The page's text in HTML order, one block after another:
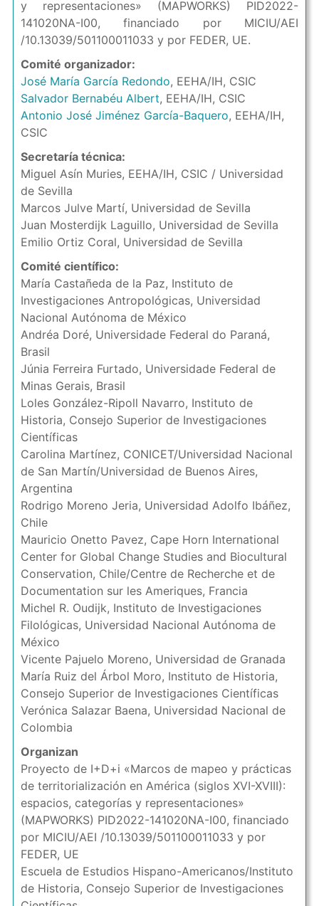
y representaciones» (MAPWORKS) PID2022-
141020NA-I00, financiado por MICIU/AEI
/10.13039/501100011033 y por FEDER, UE.
Comité organizador:
José María García Redondo, EEHA/IH, CSIC
Salvador Bernabéu Albert, EEHA/IH, CSIC
Antonio José Jiménez García-Baquero, EEHA/IH,
CSIC
Secretaría técnica:
Miguel Asín Muries, EEHA/IH, CSIC / Universidad
de Sevilla
Marcos Julve Martí, Universidad de Sevilla
Juan Mosterdijk Laguillo, Universidad de Sevilla
Emilio Ortiz Coral, Universidad de Sevilla
Comité científico:
María Castañeda de la Paz, Instituto de
Investigaciones Antropológicas, Universidad
Nacional Autónoma de México
Andréa Doré, Universidade Federal do Paraná,
Brasil
Júnia Ferreira Furtado, Universidade Federal de
Minas Gerais, Brasil
Loles González-Ripoll Navarro, Instituto de
Historia, Consejo Superior de Investigaciones
Científicas
Carolina Martínez, CONICET/Universidad Nacional
de San Martín/Universidad de Buenos Aires,
Argentina
Rodrigo Moreno Jeria, Universidad Adolfo Ibáñez,
Chile
Mauricio Onetto Pavez, Cape Horn International
Center for Global Change Studies and Biocultural
Conservation, Chile/Centre de Recherche et de
Documentation sur les Ameriques, Francia
Michel R. Oudijk, Instituto de Investigaciones
Filológicas, Universidad Nacional Autónoma de
México
Vicente Pajuelo Moreno, Universidad de Granada
María Ruiz del Árbol Moro, Instituto de Historia,
Consejo Superior de Investigaciones Científicas
Verónica Salazar Baena, Universidad Nacional de
Colombia
Organizan
Proyecto de I+D+i «Marcos de mapeo y prácticas
de territorialización en América (siglos XVI-XVIII):
espacios, categorías y representaciones»
(MAPWORKS) PID2022-141020NA-I00, financiado
por MICIU/AEI /10.13039/501100011033 y por
FEDER, UE
Escuela de Estudios Hispano-Americanos/Instituto
de Historia, Consejo Superior de Investigaciones